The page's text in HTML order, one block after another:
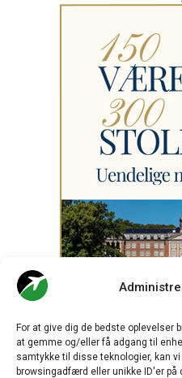
For at give dig de bedste oplevelser
at gemme og/eller få adgang til
samtykke til disse teknologier, kan
browsingadfærd eller unikke ID'er